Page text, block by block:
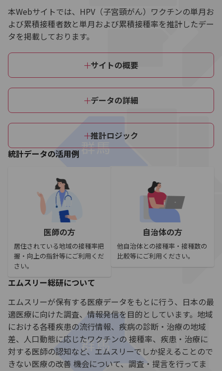
本Webサイトでは、HPV（子宮頸がん）ワクチンの単月お
よび累積接種者数と単月および累積接種率を推計したデー
タを掲載しております。
サイトの概要
データの詳細
推計ロジック
統計データの活用例
医師の方
居住されている地域の接種率把
握・向上の指針等にご利用くだ
さい。
自治体の方
他自治体との接種率・接種数の
比較等にご利用ください。
エムスリー総研について
エムスリーが保有する医療データをもとに行う、日本の最
適医療に向けた調査、情報発信を目的としています。地域
における各種疾患の流行情報、疾病の診断・治療の地域
差、人口動態に応じたワクチンの 接種率、疾患・治療に
対する医師の認知など、エムスリーでしか捉えることので
きない医療の改善 機会について、調査・提言を行ってま